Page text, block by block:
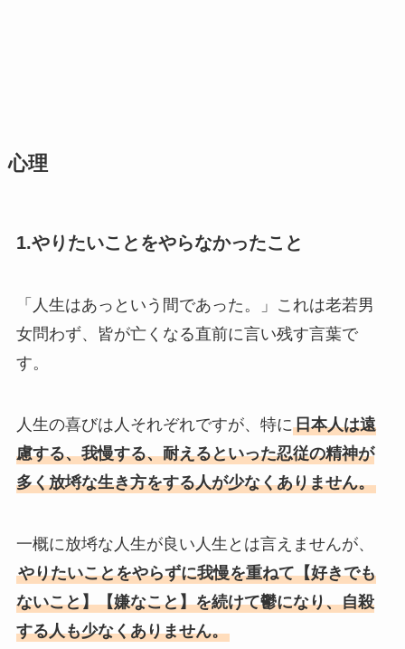
心理
1.やりたいことをやらなかったこと
「人生はあっという間であった。」これは老若男
女問わず、皆が亡くなる直前に言い残す言葉で
す。
人生の喜びは人それぞれですが、特に日本人は遠
慮する、我慢する、耐えるといった忍従の精神が
多く放埓な生き方をする人が少なくありません。
一概に放埓な人生が良い人生とは言えませんが、
やりたいことをやらずに我慢を重ねて【好きでも
ないこと】【嫌なこと】を続けて鬱になり、自殺
する人も少なくありません。